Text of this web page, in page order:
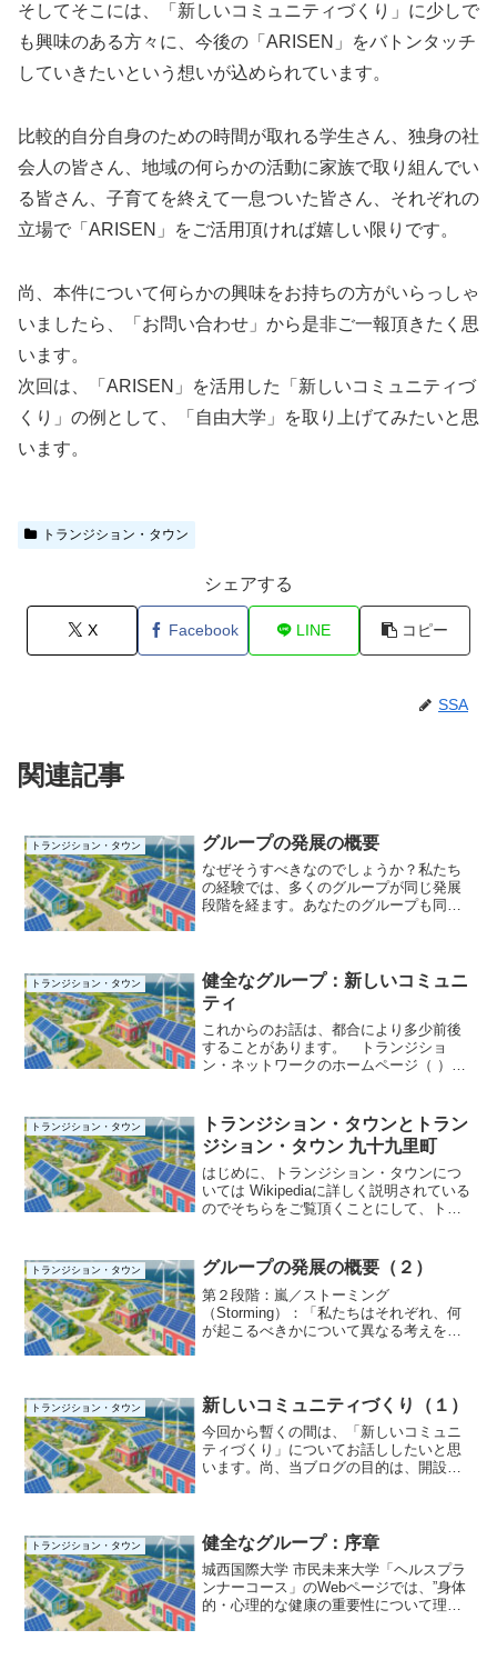
そしてそこには、「新しいコミュニティづくり」に少しで
も興味のある方々に、今後の「ARISEN」をバトンタッチ
していきたいという想いが込められています。
比較的自分自身のための時間が取れる学生さん、独身の社
会人の皆さん、地域の何らかの活動に家族で取り組んでい
る皆さん、子育てを終えて一息ついた皆さん、それぞれの
立場で「ARISEN」をご活用頂ければ嬉しい限りです。
尚、本件について何らかの興味をお持ちの方がいらっしゃ
いましたら、「お問い合わせ」から是非ご一報頂きたく思
います。
次回は、「ARISEN」を活用した「新しいコミュニティづ
くり」の例として、「自由大学」を取り上げてみたいと思
います。
トランジション・タウン
シェアする
X Facebook LINE コピー
SSA
関連記事
トランジション・タウン グループの発展の概要
なぜそうすべきなのでしょうか？私たち
の経験では、多くのグループが同じ発展
段階を経ます。あなたのグループも同様
何が起こっているのか、そ...
トランジション・タウン
健全なグループ：新しいコミュニ
ティ
これからのお話は、都合により多少前後
することがあります。 トランジショ
ン・ネットワークのホームページ（ ）に
す。 正直なところ、どこから手を付け
れば良いのか迷います。 私は...
トランジション・タウン
トランジション・タウンとトラン
ジション・タウン 九十九里町
はじめに、トランジション・タウンにつ
いては Wikipediaに詳しく説明されている
のでそちらをご覧頂くことにして、トラ
話したいと思います。2011年3月11日に
発生...
トランジション・タウン グループの発展の概要（２）
第２段階：嵐／ストーミング
（Storming）：「私たちはそれぞれ、何
が起こるべきかについて異なる考えを持
係が築かれています。争いを...
トランジション・タウン 新しいコミュニティづくり（１）
今回から暫くの間は、「新しいコミュニ
ティづくり」についてお話ししたいと思
います。尚、当ブログの目的は、開設当
方がいらっしゃいました...
トランジション・タウン 健全なグループ：序章
城西国際大学 市民未来大学「ヘルスプラ
ンナーコース」のWebページでは、”身体
的・心理的な健康の重要性について理解